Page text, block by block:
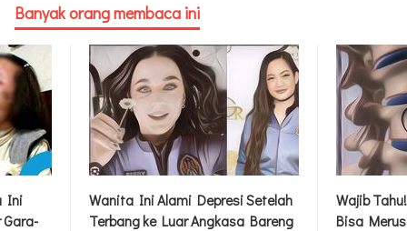
Banyak orang membaca ini
Ini
Gara-
Wanita Ini Alami Depresi Setelah
Terbang ke Luar Angkasa Bareng
Wajib
Bisa